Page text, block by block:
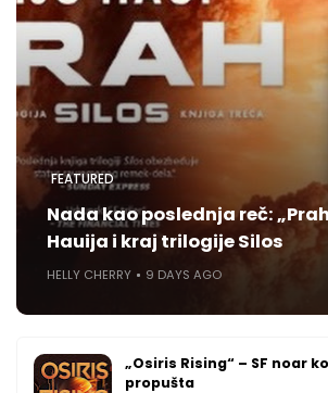
FEATURED
Nada kao poslednja reč:
Hauija i kraj trilogije Silos
HELLY CHERRY 9 DAYS AGO
„Osiris Rising“ – SF noar
propušta